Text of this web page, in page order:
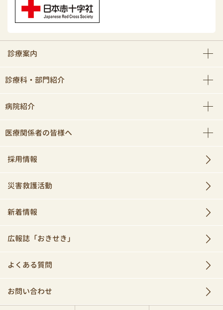
診療案内
診療科・部門紹介
病院紹介
医療関係者の皆様へ
採用情報
災害救護活動
新着情報
広報誌「おきせき」
よくある質問
お問い合わせ